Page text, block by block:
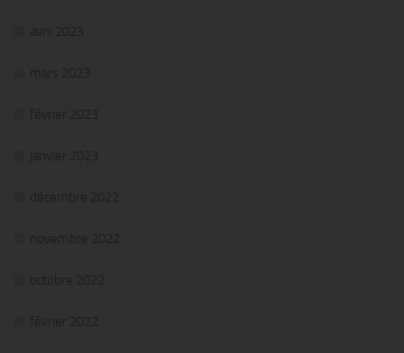
avril 2023
mars 2023
février 2023
janvier 2023
décembre 2022
novembre 2022
octobre 2022
février 2022